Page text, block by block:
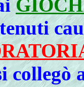
collegò